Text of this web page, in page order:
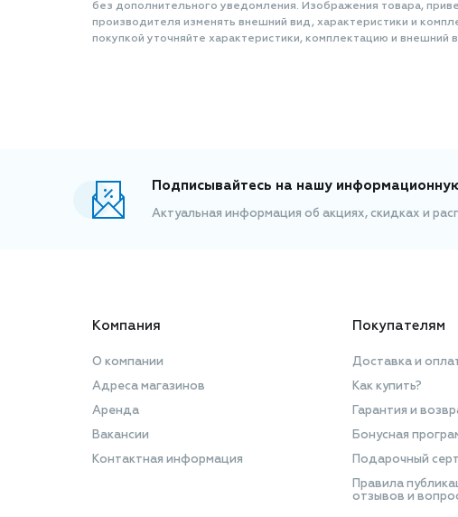
без дополнительного уведомления. Изображения товара,
производителя изменять внешний вид, характеристики и
покупкой уточняйте характеристики, комплектацию и
Подписывайтесь на нашу
Актуальная информация об акциях, скидках и
Компания
О компании
Адреса магазинов
Аренда
Вакансии
Контактная информация
Покупателям
Доставка и
Как купить?
Гарантия и
Бонусная
Подарочный
Правила
отзывов и